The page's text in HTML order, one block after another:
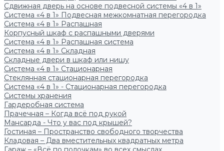
Сдвижная дверь на основе подвесной системы «4 в 1»
Система «4 в 1» Подвесная межкомнатная перегородка
Система «4 в 1» Распашная
Корпусный шкаф с распашными дверями
Система «4 в 1» Распашная система
Система «4 в 1» Складная
Складные двери в шкаф или нишу
Система «4 в 1» Стационарная
Стеклянная стационарная перегородка
Система «4 в 1» - Стационарная перегородка
Системы хранения
Гардеробная система
Прачечная – Когда всё под рукой
Мансарда - Что у вас под крышей?
Гостиная – Пространство свободного творчества
Кладовая – Два вместительных квадратных метра